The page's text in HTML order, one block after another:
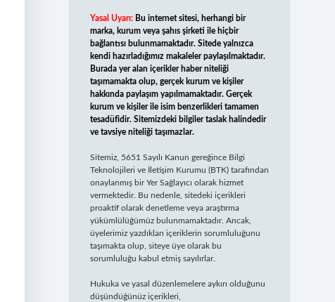
Yasal Uyarı: Bu internet sitesi, herhangi bir
marka, kurum veya şahıs şirketi ile hiçbir
bağlantısı bulunmamaktadır. Sitede yalnızca
kendi hazırladığımız makaleler paylaşılmaktadır.
Burada yer alan içerikler haber niteliği
taşımamakta olup, gerçek kurum ve kişiler
hakkında paylaşım yapılmamaktadır. Gerçek
kurum ve kişiler ile isim benzerlikleri tamamen
tesadüfidir. Sitemizdeki bilgiler taslak halindedir
ve tavsiye niteliği taşımazlar.
Sitemiz, 5651 Sayılı Kanun gereğince Bilgi
Teknolojileri ve İletişim Kurumu (BTK) tarafından
onaylanmış bir Yer Sağlayıcı olarak hizmet
vermektedir. Bu nedenle, sitedeki içerikleri
proaktif olarak denetleme veya araştırma
yükümlülüğümüz bulunmamaktadır. Ancak,
üyelerimiz yazdıkları içeriklerin sorumluluğunu
taşımakta olup, siteye üye olarak bu
sorumluluğu kabul etmiş sayılırlar.
Hukuka ve yasal düzenlemelere aykırı olduğunu
düşündüğünüz içerikleri,